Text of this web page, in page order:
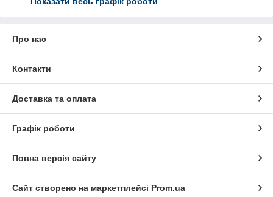
Про нас
Контакти
Доставка та оплата
Графік роботи
Повна версія сайту
Сайт створено на маркетплейсі Prom.ua